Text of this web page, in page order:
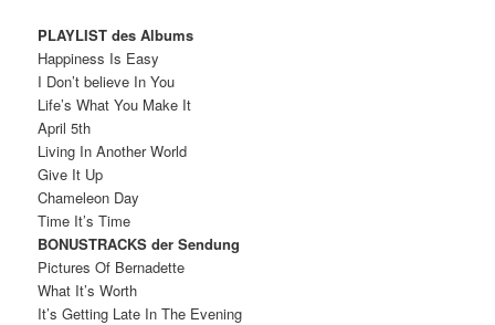
PLAYLIST des Albums
Happiness Is Easy
I Don’t believe In You
Life’s What You Make It
April 5th
Living In Another World
Give It Up
Chameleon Day
Time It’s Time
BONUSTRACKS der Sendung
Pictures Of Bernadette
What It’s Worth
It’s Getting Late In The Evening